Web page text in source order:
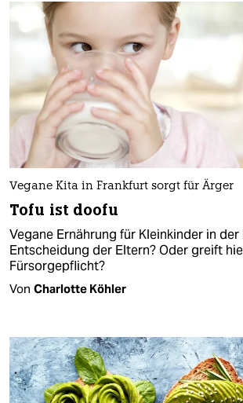
Vegane Kita in Frankfurt sorgt für Ärger
Tofu ist doofu
Vegane Ernährung für Kleinkinder in
Entscheidung der Eltern? Oder greift
Fürsorgepflicht?
Von Charlotte Köhler